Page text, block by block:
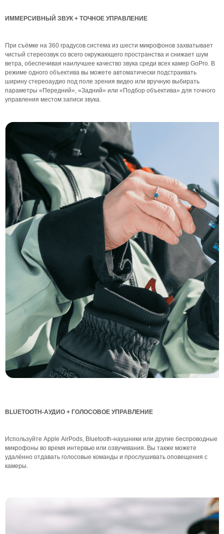
ИММЕРСИВНЫЙ ЗВУК + ТОЧНОЕ УПРАВЛЕНИЕ
При съёмке на 360 градусов система из шести микрофонов захватывает
чистый стереозвук со всего окружающего пространства и снижает шум
ветра, обеспечивая наилучшее качество звука среди всех камер GoPro. В
режиме одного объектива вы можете автоматически подстраивать
ширину стереоаудио под поле зрения видео или вручную выбирать
параметры «Передний», «Задний» или «Подбор объектива» для точного
управления местом записи звука.
BLUETOOTH-АУДИО + ГОЛОСОВОЕ УПРАВЛЕНИЕ
Используйте Apple AirPods, Bluetooth-наушники или другие беспроводные
микрофоны во время интервью или озвучивания. Вы также можете
удалённо отдавать голосовые команды и прослушивать оповещения с
камеры.